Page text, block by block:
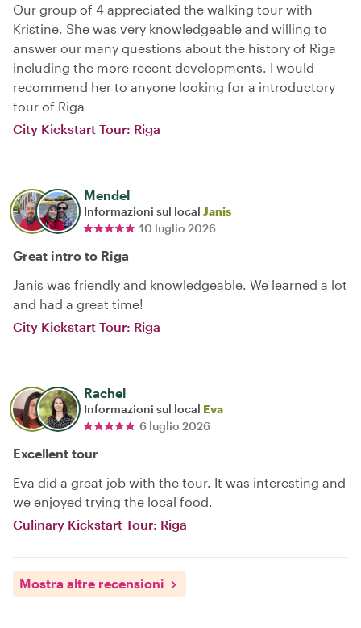
Our group of 4 appreciated the walking tour with
Kristine. She was very knowledgeable and willing to
answer our many questions about the history of Riga
including the more recent developments. I would
recommend her to anyone looking for a introductory
tour of Riga
City Kickstart Tour: Riga
Mendel
Informazioni sul local Janis
10 luglio 2026
Great intro to Riga
Janis was friendly and knowledgeable. We learned a lot
and had a great time!
City Kickstart Tour: Riga
Rachel
Informazioni sul local Eva
6 luglio 2026
Excellent tour
Eva did a great job with the tour. It was interesting and
we enjoyed trying the local food.
Culinary Kickstart Tour: Riga
Mostra altre recensioni